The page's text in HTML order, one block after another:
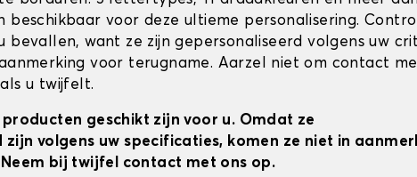
beschikbaar voor deze ultieme personalisering.
bevallen, want ze zijn gepersonaliseerd volgens uw
voor terugname. Aarzel niet om contact
u twijfelt.
geschikt zijn voor u. Omdat ze
zijn volgens uw specificaties, komen ze niet in
bij twijfel contact met ons op.